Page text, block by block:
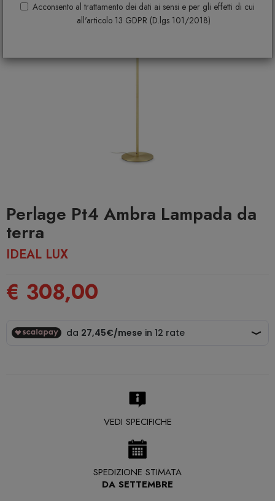
Acconsento al trattamento dei dati ai sensi e per gli effetti di cui
all'articolo 13 GDPR (D.lgs 101/2018)
Perlage Pt4 Ambra Lampada da
terra
IDEAL LUX
€ 308,00
VEDI SPECIFICHE
SPEDIZIONE STIMATA
DA SETTEMBRE